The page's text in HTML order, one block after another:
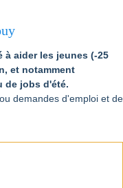
aider les jeunes (-25
et notamment
de jobs d'été.
demandes d'emploi et de